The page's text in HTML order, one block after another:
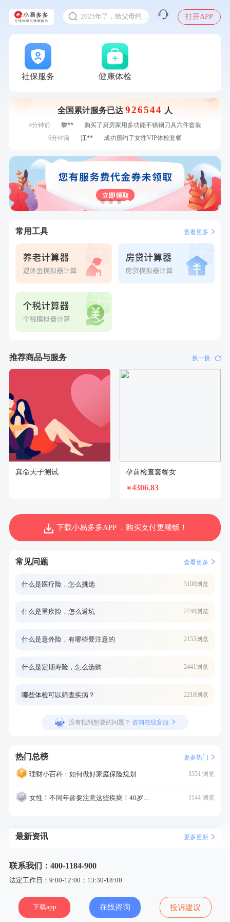
2025年了，给父母约个体检
入职体检在线预约
打开APP
社保服务 健康体检
全国累计服务已达 926544 人
刚刚 王**
成功预约女性常规体检套餐
刚刚
成功预约女性常规体检套餐
刚刚
刘**
成功预约了心脑血管强化体检套餐
刚刚
成功预约了心脑血管强化体检套餐
1分钟前
购买了美的体重秤 MO-CW5 白色
1分钟前
李**
购买了七年五季黑咖啡速溶低脂无添加蔗糖美式咖啡粉
24g*2盒
4分钟前
袁**
购买了美的体重秤 MO-CW5 白色
4分钟前
黎**
购买了厨房家用多功能不锈钢刀具六件套装
6分钟前
江**
成功预约了女性VIP体检套餐
7分钟前
林**
购买了宁安堡新疆无核红枣干150g*2
7分钟前
毛**
购买了联创雅斯奶锅DF-CP103M
成功预约女性常规体检套餐
刚刚
成功预约女性常规体检套餐
常用工具 查看更多
推荐商品与服务 换一换
真命天子测试 孕前检查套餐女
￥4306.83
下载小易多多APP ，购买支付更顺畅！
常见问题 查看更多
什么是医疗险，怎么挑选 3108浏览
什么是重疾险，怎么避坑 2740浏览
什么是意外险，有哪些要注意的 2155浏览
什么是定期寿险，怎么选购 2441浏览
哪些体检可以筛查疾病？ 2218浏览
没有找到想要的问题？ 咨询在线客服
热门总榜 更多热门
理财小百科：如何做好家庭保险规划 3351 浏览
女性！不同年龄要注意这些疾病！40岁的这个疾病最需要注意！ 1144 浏览
最新资讯 更多更新
联系我们：400-1184-900
法定工作日：9:00-12:00；13:30-18:00
下载app 在线咨询 投诉建议